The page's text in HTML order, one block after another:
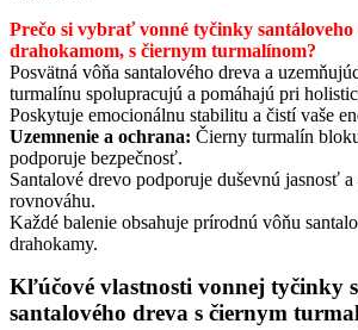
Prečo si vybrať vonné tyčinky santáloveho
drahokamom, s čiernym turmalínom?
Posvätná vôňa santalového dreva a
turmalínu spolupracujú a pomáhajú pri
Poskytuje emocionálnu stabilitu a čistí vaše
Uzemnenie a ochrana: Čierny turmalín
podporuje bezpečnosť.
Santalové drevo podporuje duševnú jasnosť
rovnováhu.
Každé balenie obsahuje prírodnú vôňu
drahokamy.
Kľúčové vlastnosti vonnej tyčinky
santalového dreva s čiernym